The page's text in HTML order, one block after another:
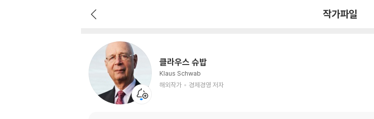
작가파일
클라우스 슈밥
Klaus Schwab
해외작가
경제경영 저자